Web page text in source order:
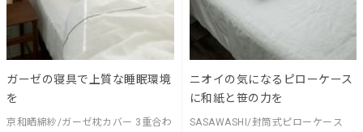
ガーゼの寝具で上質な睡眠環境
を
京和晒綿紗/ガーゼ枕カバー 3重合わ
ニオイの気になるピローケース
に和紙と笹の力を
SASAWASHI/封筒式ピローケース